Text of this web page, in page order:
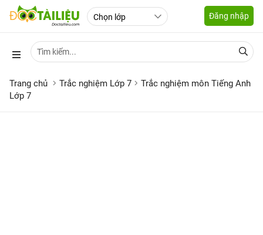
Đăng nhập
Trang chủ Trắc nghiệm Lớp 7
Trắc nghiệm môn Tiếng Anh
Lớp 7